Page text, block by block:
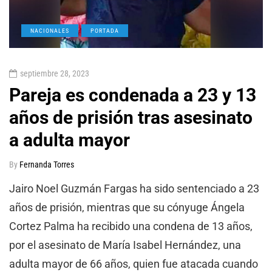
NACIONALES PORTADA
septiembre 28, 2023
Pareja es condenada a 23 y 13
años de prisión tras asesinato
a adulta mayor
By Fernanda Torres
Jairo Noel Guzmán Fargas ha sido sentenciado a 23
años de prisión, mientras que su cónyuge Ángela
Cortez Palma ha recibido una condena de 13 años,
por el asesinato de María Isabel Hernández, una
adulta mayor de 66 años, quien fue atacada cuando